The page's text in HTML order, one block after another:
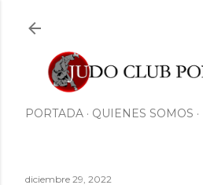
PORTADA QUIENES SOMOS
diciembre 29, 2022